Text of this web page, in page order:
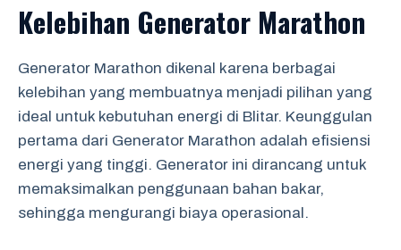
Kelebihan Generator Marathon
Generator Marathon dikenal karena berbagai
kelebihan yang membuatnya menjadi pilihan yang
ideal untuk kebutuhan energi di Blitar. Keunggulan
pertama dari Generator Marathon adalah efisiensi
energi yang tinggi. Generator ini dirancang untuk
memaksimalkan penggunaan bahan bakar,
sehingga mengurangi biaya operasional.